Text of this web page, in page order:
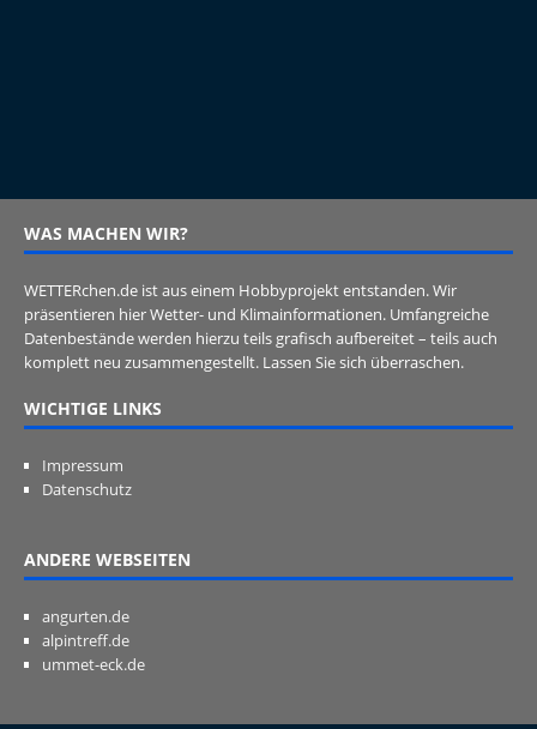
WAS MACHEN WIR?
WETTERchen.de ist aus einem Hobbyprojekt entstanden. Wir
präsentieren hier Wetter- und Klimainformationen. Umfangreiche
Datenbestände werden hierzu teils grafisch aufbereitet – teils auch
komplett neu zusammengestellt. Lassen Sie sich überraschen.
WICHTIGE LINKS
Impressum
Datenschutz
ANDERE WEBSEITEN
angurten.de
alpintreff.de
ummet-eck.de